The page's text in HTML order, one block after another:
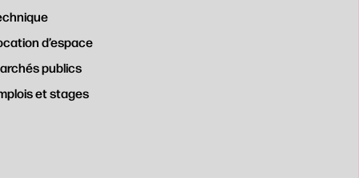
d’espace
publics
et stages